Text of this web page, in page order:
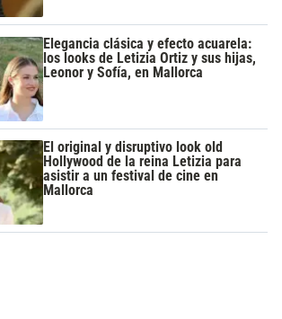
Elegancia clásica y efecto acuarela:
los looks de Letizia Ortiz y sus hijas,
Leonor y Sofía, en Mallorca
El original y disruptivo look old
Hollywood de la reina Letizia para
asistir a un festival de cine en
Mallorca